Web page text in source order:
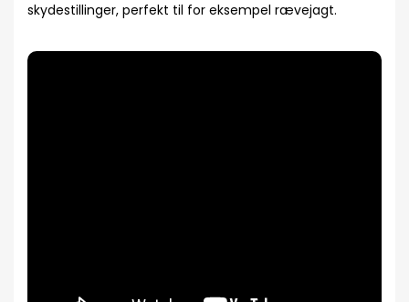
skydestillinger, perfekt til for eksempel rævejagt.